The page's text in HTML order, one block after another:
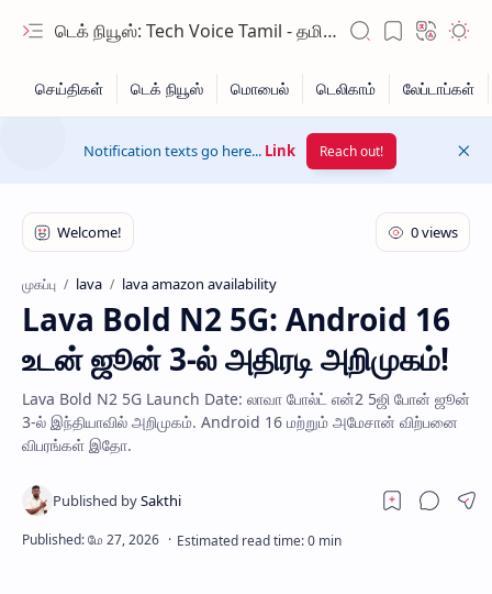
டெக் நியூஸ்: Tech Voice Tamil - தமிழ் டெக் & 2026 AI செய்திகள்.
Hidden Menu
Hidden Menu
Notification texts go here... Link Reach out!
முகப்பு lava lava amazon availability
Lava Bold N2 5G: Android 16
உடன் ஜூன் 3-ல் அதிரடி அறிமுகம்!
Lava Bold N2 5G Launch Date: லாவா போல்ட் என்2 5ஜி போன் ஜூன்
3-ல் இந்தியாவில் அறிமுகம். Android 16 மற்றும் அமேசான் விற்பனை
விபரங்கள் இதோ.